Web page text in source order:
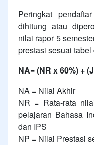
Peringkat
dihitung atau
nilai rapor 5
prestasi sesuai
NA= (NR x 60%) +
NA = Nilai Akhir
NR = Rata-rata
pelajaran Bahasa
dan IPS
NP = Nilai Prestasi